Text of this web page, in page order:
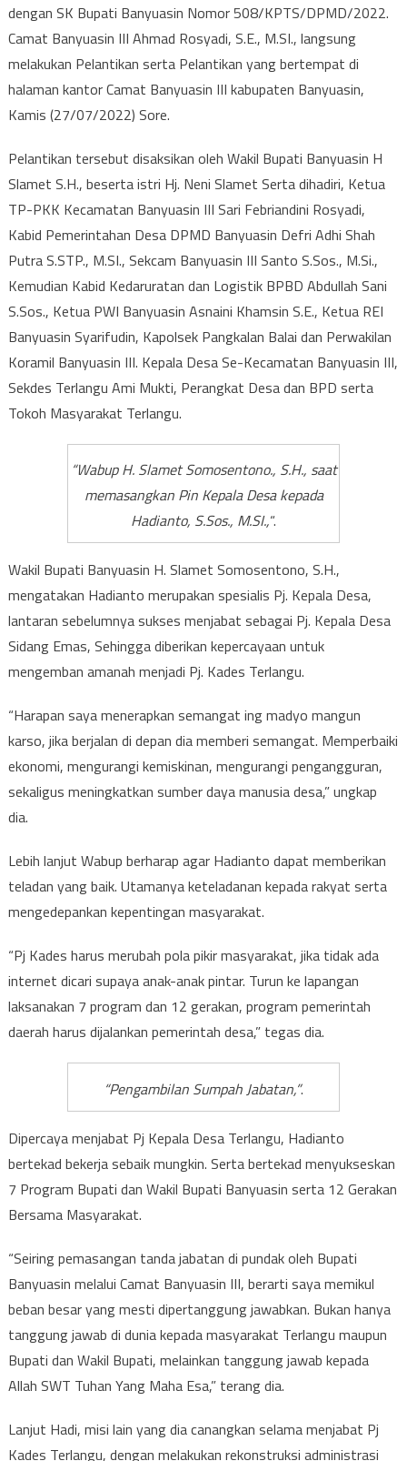
dengan SK Bupati Banyuasin Nomor 508/KPTS/DPMD/2022.
Camat Banyuasin III Ahmad Rosyadi, S.E., M.SI., langsung
melakukan Pelantikan serta Pelantikan yang bertempat di
halaman kantor Camat Banyuasin III kabupaten Banyuasin,
Kamis (27/07/2022) Sore.
Pelantikan tersebut disaksikan oleh Wakil Bupati Banyuasin H
Slamet S.H., beserta istri Hj. Neni Slamet Serta dihadiri, Ketua
TP-PKK Kecamatan Banyuasin III Sari Febriandini Rosyadi,
Kabid Pemerintahan Desa DPMD Banyuasin Defri Adhi Shah
Putra S.STP., M.SI., Sekcam Banyuasin III Santo S.Sos., M.Si.,
Kemudian Kabid Kedaruratan dan Logistik BPBD Abdullah Sani
S.Sos., Ketua PWI Banyuasin Asnaini Khamsin S.E., Ketua REI
Banyuasin Syarifudin, Kapolsek Pangkalan Balai dan Perwakilan
Koramil Banyuasin III. Kepala Desa Se-Kecamatan Banyuasin III,
Sekdes Terlangu Ami Mukti, Perangkat Desa dan BPD serta
Tokoh Masyarakat Terlangu.
“Wabup H. Slamet Somosentono., S.H., saat
memasangkan Pin Kepala Desa kepada
Hadianto, S.Sos., M.SI.,“.
Wakil Bupati Banyuasin H. Slamet Somosentono, S.H.,
mengatakan Hadianto merupakan spesialis Pj. Kepala Desa,
lantaran sebelumnya sukses menjabat sebagai Pj. Kepala Desa
Sidang Emas, Sehingga diberikan kepercayaan untuk
mengemban amanah menjadi Pj. Kades Terlangu.
“Harapan saya menerapkan semangat ing madyo mangun
karso, jika berjalan di depan dia memberi semangat. Memperbaiki
ekonomi, mengurangi kemiskinan, mengurangi pengangguran,
sekaligus meningkatkan sumber daya manusia desa,” ungkap
dia.
Lebih lanjut Wabup berharap agar Hadianto dapat memberikan
teladan yang baik. Utamanya keteladanan kepada rakyat serta
mengedepankan kepentingan masyarakat.
“Pj Kades harus merubah pola pikir masyarakat, jika tidak ada
internet dicari supaya anak-anak pintar. Turun ke lapangan
laksanakan 7 program dan 12 gerakan, program pemerintah
daerah harus dijalankan pemerintah desa,” tegas dia.
“Pengambilan Sumpah Jabatan,”.
Dipercaya menjabat Pj Kepala Desa Terlangu, Hadianto
bertekad bekerja sebaik mungkin. Serta bertekad menyukseskan
7 Program Bupati dan Wakil Bupati Banyuasin serta 12 Gerakan
Bersama Masyarakat.
“Seiring pemasangan tanda jabatan di pundak oleh Bupati
Banyuasin melalui Camat Banyuasin III, berarti saya memikul
beban besar yang mesti dipertanggung jawabkan. Bukan hanya
tanggung jawab di dunia kepada masyarakat Terlangu maupun
Bupati dan Wakil Bupati, melainkan tanggung jawab kepada
Allah SWT Tuhan Yang Maha Esa,” terang dia.
Lanjut Hadi, misi lain yang dia canangkan selama menjabat Pj
Kades Terlangu, dengan melakukan rekonstruksi administrasi